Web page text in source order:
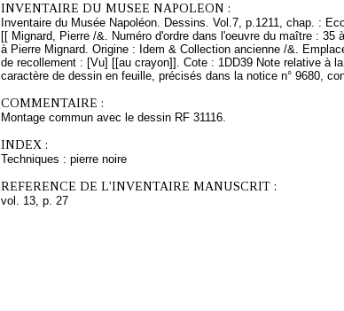
INVENTAIRE DU MUSEE NAPOLEON :
Inventaire du Musée Napoléon. Dessins. Vol.7, p.1211, chap. :
[[ Mignard, Pierre /&. Numéro d'ordre dans l'oeuvre du maître :
à Pierre Mignard. Origine : Idem & Collection ancienne /&.
de recollement : [Vu] [[au crayon]]. Cote : 1DD39 Note relative à
caractère de dessin en feuille, précisés dans la notice n° 9680,
COMMENTAIRE :
Montage commun avec le dessin RF 31116.
INDEX :
Techniques : pierre noire
REFERENCE DE L'INVENTAIRE MANUSCRIT :
vol. 13, p. 27